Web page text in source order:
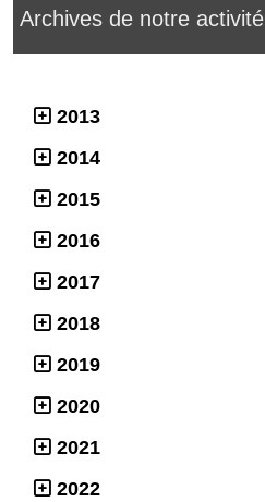
Archives de notre activité
2013
2014
2015
2016
2017
2018
2019
2020
2021
2022